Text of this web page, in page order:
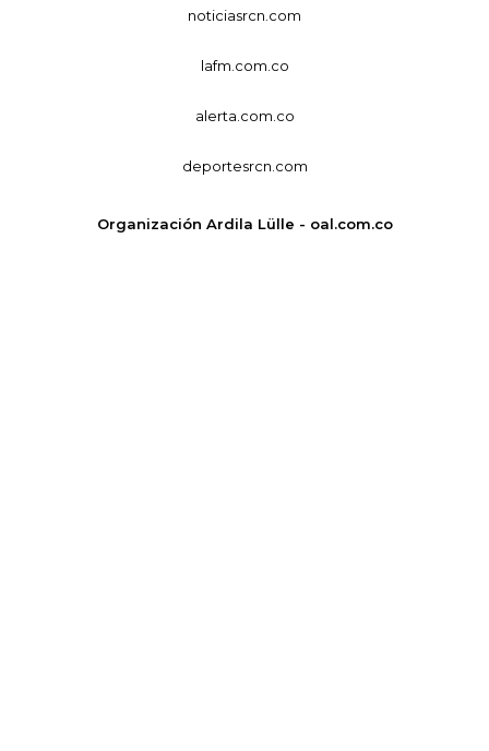
noticiasrcn.com
lafm.com.co
alerta.com.co
deportesrcn.com
Organización Ardila Lülle - oal.com.co